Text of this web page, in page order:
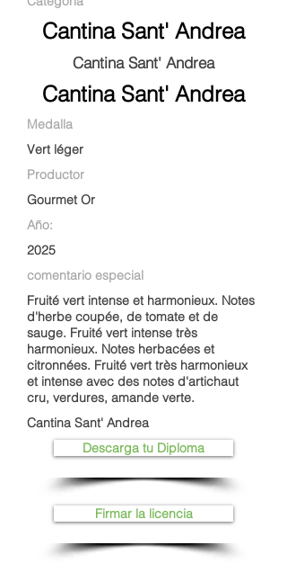
Cantina Sant' Andrea
Cantina Sant' Andrea
Cantina Sant' Andrea
Medalla
Vert léger
Productor
Gourmet Or
Año:
2025
comentario especial
Fruité vert intense et harmonieux. Notes
d'herbe coupée, de tomate et de
sauge. Fruité vert intense très
harmonieux. Notes herbacées et
citronnées. Fruité vert très harmonieux
et intense avec des notes d'artichaut
cru, verdures, amande verte.
Cantina Sant' Andrea
Descarga tu Diploma
Firmar la licencia